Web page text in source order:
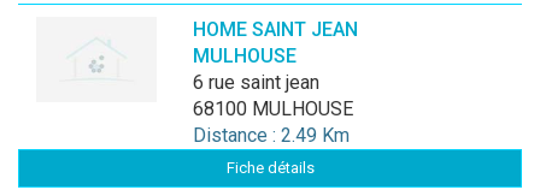
HOME SAINT JEAN
MULHOUSE
6 rue saint jean
68100 MULHOUSE
Distance : 2.49 Km
Fiche détails